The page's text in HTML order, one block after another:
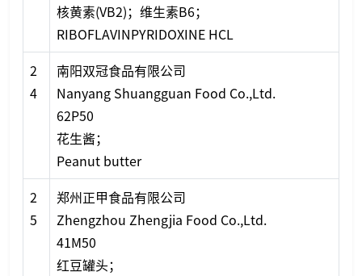
核黄素(VB2)；维生素B6；
RIBOFLAVINPYRIDOXINE HCL
2
4
南阳双冠食品有限公司
Nanyang Shuangguan Food Co.,Ltd.
62P50
花生酱；
Peanut butter
2
5
郑州正甲食品有限公司
Zhengzhou Zhengjia Food Co.,Ltd.
41M50
红豆罐头；